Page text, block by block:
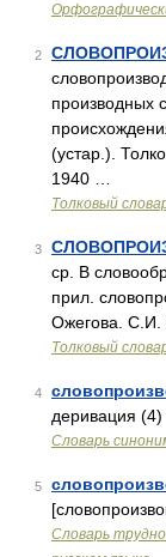
2
производных
(устар.).
1940 …
Толковый
3
ср. В
прил.
Ожегова.
Толковый
4
деривация (4)
Словарь
5
Словарь